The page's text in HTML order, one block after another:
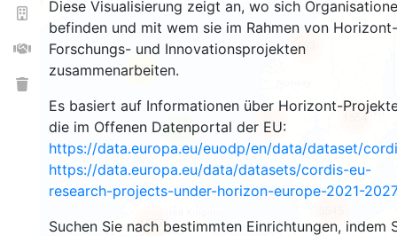
Diese Visualisierung zeigt an, wo sich
befinden und mit wem sie im Rahmen von Horizont-
Forschungs- und Innovationsprojekten
zusammenarbeiten.
Es basiert auf Informationen über Horizont-
die im Offenen Datenportal der EU:
https://data.europa.eu/euodp/en/data/dataset/
https://data.europa.eu/data/datasets/cordis-eu-
research-projects-under-horizon-europe-2021-2027
Suchen Sie nach bestimmten Einrichtungen, indem
25
9
163
264
1577
1554